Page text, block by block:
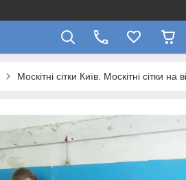
Москітні сітки Київ. Москітні сітки на